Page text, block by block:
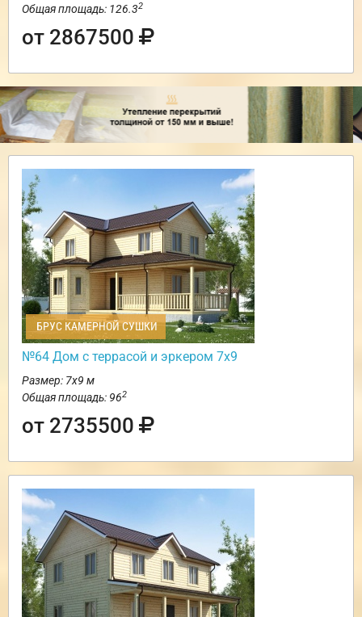
Общая площадь: 126.32
от 2867500
БРУС КАМЕРНОЙ СУШКИ
№64 Дом с террасой и эркером 7х9
Размер: 7х9 м
Общая площадь: 962
от 2735500